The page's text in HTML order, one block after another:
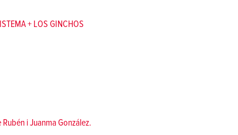
+ LOS GINCHOS
i Juanma González.